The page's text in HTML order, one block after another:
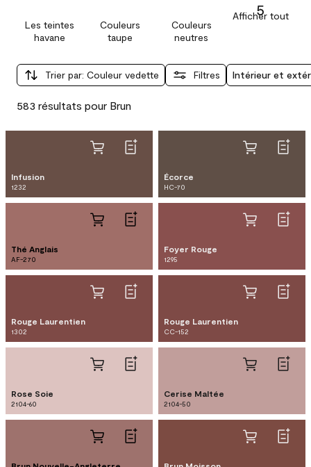
Les teintes
havane
Couleurs
taupe
Couleurs
neutres
5
Afficher tout
Trier par: Couleur vedette Filtres Intérieur et
583 résultats pour Brun
Infusion
1232
Écorce
HC-70
Thé Anglais
AF-270
Foyer Rouge
1295
Rouge Laurentien
1302
Rouge Laurentien
CC-152
Rose Soie
2104-60
Cerise Maltée
2104-50